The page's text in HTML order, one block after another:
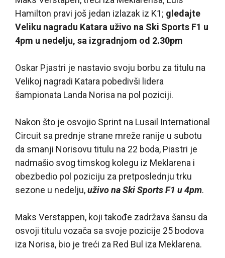
Hamilton pravi još jedan izlazak iz K1; gledajte
Veliku nagradu Katara uživo na Ski Sports F1 u
4pm u nedelju, sa izgradnjom od 2.30pm
Oskar Pjastri je nastavio svoju borbu za titulu na
Velikoj nagradi Katara pobedivši lidera
šampionata Landa Norisa na pol poziciji.
Nakon što je osvojio Sprint na Lusail International
Circuit sa prednje strane mreže ranije u subotu
da smanji Norisovu titulu na 22 boda, Piastri je
nadmašio svog timskog kolegu iz Meklarena i
obezbedio pol poziciju za pretposlednju trku
sezone u nedelju,uživo na Ski Sports F1 u 4pm.
Maks Verstappen, koji takođe zadržava šansu da
osvoji titulu vozača sa svoje pozicije 25 bodova
iza Norisa, bio je treći za Red Bul iza Meklarena.